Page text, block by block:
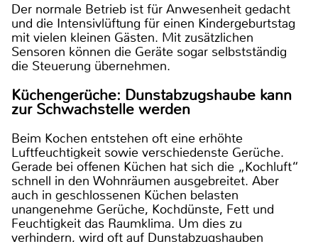
Der normale Betrieb ist für Anwesenheit gedacht
und die Intensivlüftung für einen Kindergeburtstag
mit vielen kleinen Gästen. Mit zusätzlichen
Sensoren können die Geräte sogar selbstständig
die Steuerung übernehmen.
Küchengerüche: Dunstabzugshaube kann
zur Schwachstelle werden
Beim Kochen entstehen oft eine erhöhte
Luftfeuchtigkeit sowie verschiedenste Gerüche.
Gerade bei offenen Küchen hat sich die „Kochluft“
schnell in den Wohnräumen ausgebreitet. Aber
auch in geschlossenen Küchen belasten
unangenehme Gerüche, Kochdünste, Fett und
Feuchtigkeit das Raumklima. Um dies zu
verhindern, wird oft auf Dunstabzugshauben